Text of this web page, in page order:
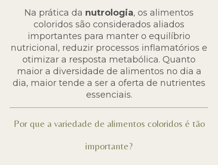
Na prática da nutrologia, os alimentos
coloridos são considerados aliados
importantes para manter o equilíbrio
nutricional, reduzir processos inflamatórios e
otimizar a resposta metabólica. Quanto
maior a diversidade de alimentos no dia a
dia, maior tende a ser a oferta de nutrientes
essenciais.
Por que a variedade de alimentos coloridos é tão
importante?